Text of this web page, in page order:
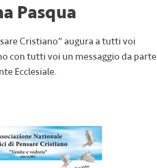
Pasqua
Cristiano” augura a tutti voi
con tutti voi un messaggio da parte
Ecclesiale.